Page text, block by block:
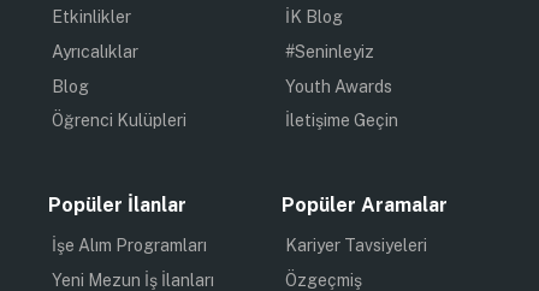
Etkinlikler
Ayrıcalıklar
Blog
Öğrenci Kulüpleri
İK Blog
#Seninleyiz
Youth Awards
İletişime Geçin
Popüler İlanlar
İşe Alım Programları
Yeni Mezun İş İlanları
Popüler Aramalar
Kariyer Tavsiyeleri
Özgeçmiş